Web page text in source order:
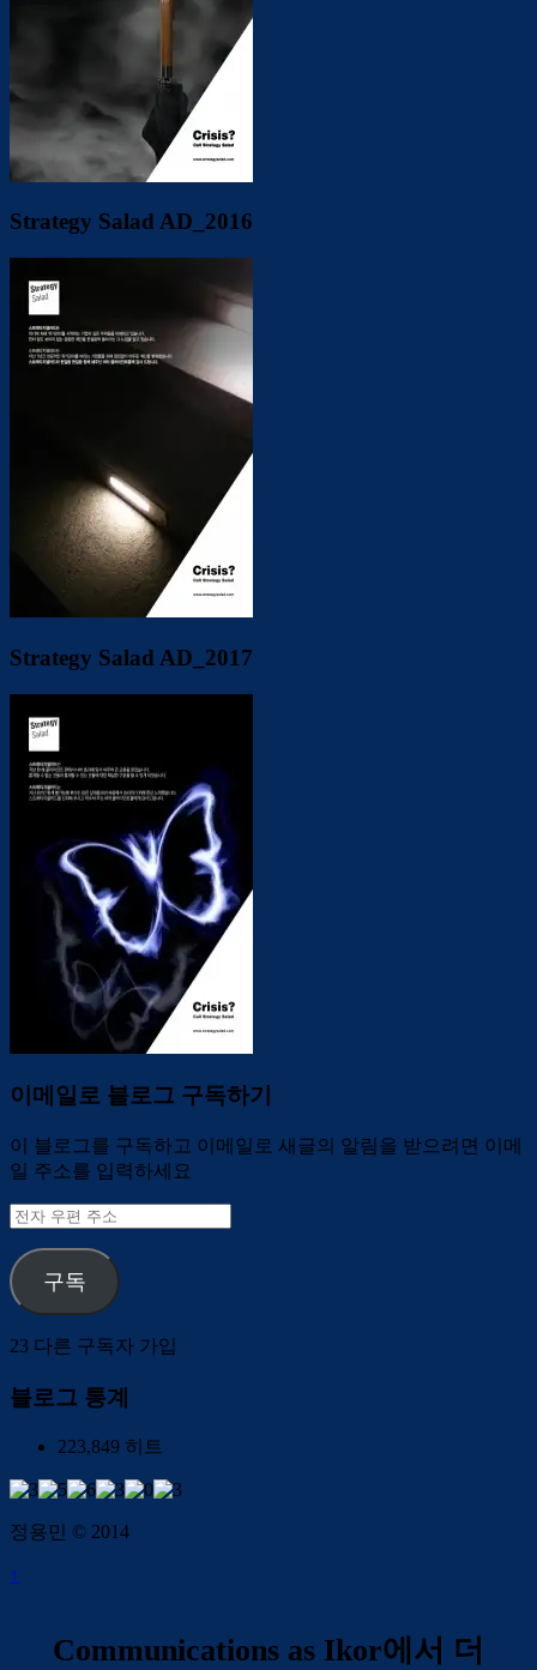
Strategy Salad AD_2016
Strategy Salad AD_2017
이메일로 블로그 구독하기
이 블로그를 구독하고 이메일로 새글의 알림을 받으려면 이메
일 주소를 입력하세요
전
우
편
주
소
구독
23 다른 구독자 가입
블로그 통계
223,849 히트
정용민 © 2014
↑
Communications as Ikor에서 더